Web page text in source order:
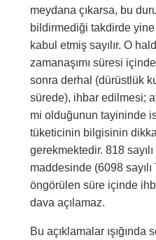
meydana çıkarsa, bu
bildirmediği takdirde yine
kabul etmiş sayılır. O
zamanaşımı süresi
sonra derhal (dürüstlük
sürede), ihbar edilmesi;
mi olduğunun tayininde
tüketicinin bilgisinin
gerekmektedir. 818
maddesinde (6098
öngörülen süre içinde
dava açılamaz.
Bu açıklamalar ışığında